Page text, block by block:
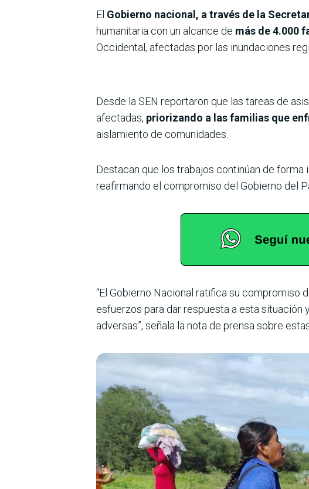
El Gobierno nacional, a través de la
humanitaria con un alcance de más de 4.000
Occidental, afectadas por las inundaciones
Desde la SEN reportaron que las tareas de
afectadas, priorizando a las familias que
aislamiento de comunidades.
Destacan que los trabajos continúan de
reafirmando el compromiso del Gobierno del
“El Gobierno Nacional ratifica su compromiso
esfuerzos para dar respuesta a esta
adversas”, señala la nota de prensa sobre